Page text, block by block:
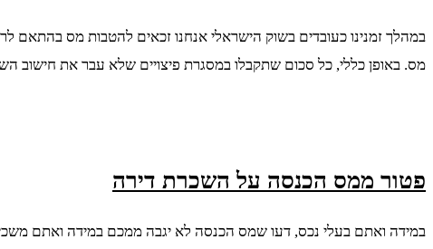
מס. באופן כללי, כל סכום שתקבלו במסגרת פיצויים שלא עבר את חישוב
פטור ממס הכנסה על השכרת דירה